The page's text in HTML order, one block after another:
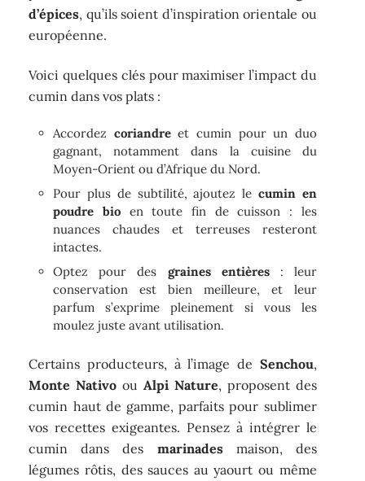
d’épices, qu’ils soient d’inspiration orientale ou
européenne.
Voici quelques clés pour maximiser l’impact du
cumin dans vos plats :
Accordez coriandreet cumin pour un duo
gagnant, notamment dans la cuisine du
Moyen-Orient ou d’Afrique du Nord.
Pour plus de subtilité, ajoutez le cumin en
poudre bio en toute fin de cuisson : les
nuances chaudes et terreuses resteront
intactes.
Optez pour des graines entières: leur
conservation est bien meilleure, et leur
parfum s’exprime pleinement si vous les
moulez juste avant utilisation.
Certains producteurs, à l’image de Senchou,
Monte Nativo ouAlpi Nature, proposent des
cumin haut de gamme, parfaits pour sublimer
vos recettes exigeantes. Pensez à intégrer le
cumin dans des marinadesmaison, des
légumes rôtis, des sauces au yaourt ou même